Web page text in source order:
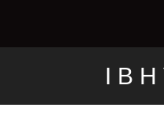
content
I B H